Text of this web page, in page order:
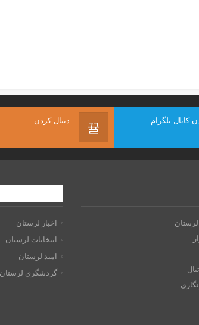
کانال تلگرام دنبال کردن
اخبار لرستان
انتخابات لرستان
امید لرستان
گردشگری لرستان